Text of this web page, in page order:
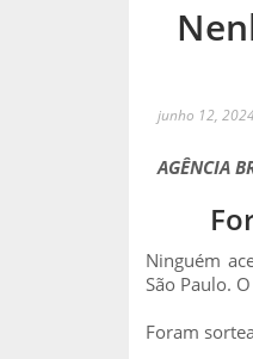
junho 12,
AGÊNCIA
Ninguém
São Paulo.
Foram